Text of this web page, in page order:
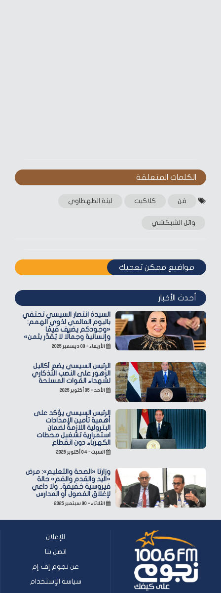
الكلمات المتعلقة‎
فن كلاكيت لينة الطهطاوي
وائل الشبكشي
مواضيع ممكن تعجبك
أحدث الأخبار
السيدة انتصار السيسي تحتفي
باليوم العالمي لذوي الهمم:
«وجودكم يضيف قيمًا
وإنسانية وجمالًا لا يُقدّر بثمن»
الأربعاء - ٠٣ ديسمبر ٢٠٢٥
الرئيس السيسي يضع أكاليل
الزهور على النصب التذكاري
لشهداء القوات المسلحة
الأحد - ٠٥ أكتوبر ٢٠٢٥
الرئيس السيسي يؤكد على
أهمية تأمين الإمدادات
البترولية اللازمة لضمان
استمرارية تشغيل محطات
الكهرباء دون انقطاع
السبت - ٠٤ أكتوبر ٢٠٢٥
وزارتا «الصحة والتعليم»: مرض
«اليد والقدم والفم» حالة
فيروسية خفيفة.. ولا داعي
لإغلاق الفصول أو المدارس
الثلاثاء - ٣٠ سبتمبر ٢٠٢٥
للإعلان
اتصل بنا
عن نجوم إف إم
سياسة الإستخدام